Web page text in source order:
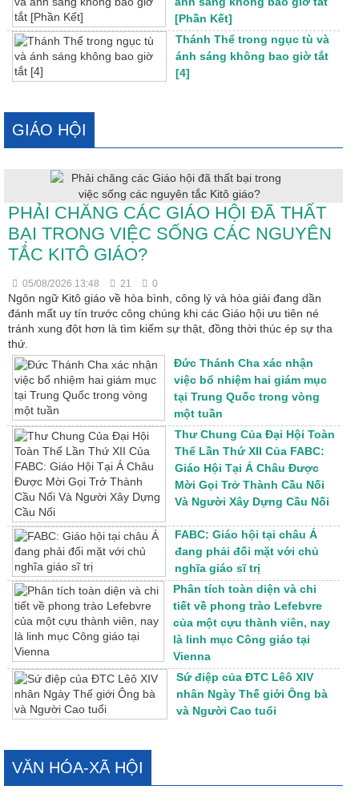
[Phần Kết]
Thánh Thể trong ngục tù và
ánh sáng không bao giờ tắt
[4]
GIÁO HỘI
PHẢI CHĂNG CÁC GIÁO HỘI ĐÃ THẤT
BẠI TRONG VIỆC SỐNG CÁC NGUYÊN
TẮC KITÔ GIÁO?
05/08/2026 13:48 21 0
Ngôn ngữ Kitô giáo về hòa bình, công lý và hòa giải đang dần
đánh mất uy tín trước công chúng khi các Giáo hội ưu tiên né
tránh xung đột hơn là tìm kiếm sự thật, đồng thời thúc ép sự tha
thứ.
Đức Thánh Cha xác nhận
việc bổ nhiệm hai giám mục
tại Trung Quốc trong vòng
một tuần
Thư Chung Của Đại Hội Toàn
Thể Lần Thứ XII Của FABC:
Giáo Hội Tại Á Châu Được
Mời Gọi Trở Thành Cầu Nối
Và Người Xây Dựng Cầu Nối
FABC: Giáo hội tại châu Á
đang phải đối mặt với chủ
nghĩa giáo sĩ trị
Phân tích toàn diện và chi
tiết về phong trào Lefebvre
của một cựu thành viên, nay
là linh mục Công giáo tại
Vienna
Sứ điệp của ĐTC Lêô XIV
nhân Ngày Thế giới Ông bà
và Người Cao tuổi
VĂN HÓA-XÃ HỘI